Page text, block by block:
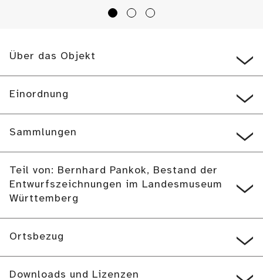
Über das Objekt
Einordnung
Sammlungen
Teil von: Bernhard Pankok, Bestand der
Entwurfszeichnungen im Landesmuseum
Württemberg
Ortsbezug
Downloads und Lizenzen